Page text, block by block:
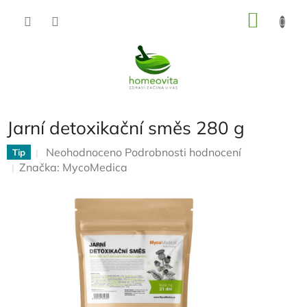
Jarní detoxikační směs 280 g
Tip
Průměrné
hodnocení
hvězdiček.
Neohodnoceno Podrobnosti hodnocení
Značka: MycoMedica